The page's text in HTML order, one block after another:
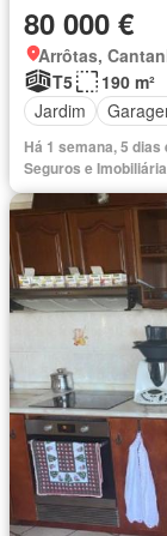
80 000 €
Arrôtas,
T5
190 m²
Jardim
Há 1 semana, 5
Seguros e